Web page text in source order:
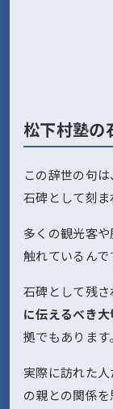
松下村塾の
この辞世の句
石碑として刻ま
多くの観光客
触れているんで
石碑として残さ
に伝えるべき
拠でもあります。
実際に訪れた
の親との関係を